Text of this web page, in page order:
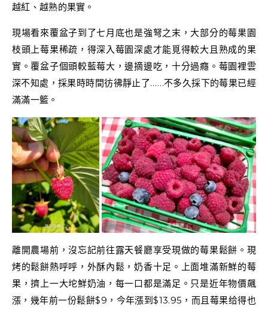
越紅、越熟的果實。
現場看來覆盆子到了七月底也是強弩之末，大部分的莓果園
枝頭上莓果稀疏，得深入莓園深處才能覓得較大且熟成的果
實。覆盆子個頭較藍莓大，邊摘邊吃，十分過癮。莓園裡雲
深不知處，採果時時間彷彿靜止了……不多久採下的莓果已經
滿滿一籃。
離開農場前，沒忘記前往露天餐廳享受現做的莓果鬆餅。現
烤的鬆餅熱呼呼，外酥內鬆，奶香十足。上面堆滿新鮮的莓
果，擠上一大坨鮮奶油，每一口都是滿足。只是近年物價飆
漲，幾年前一份鬆餅$9，今年漲到$13.95，而且莓果给得也